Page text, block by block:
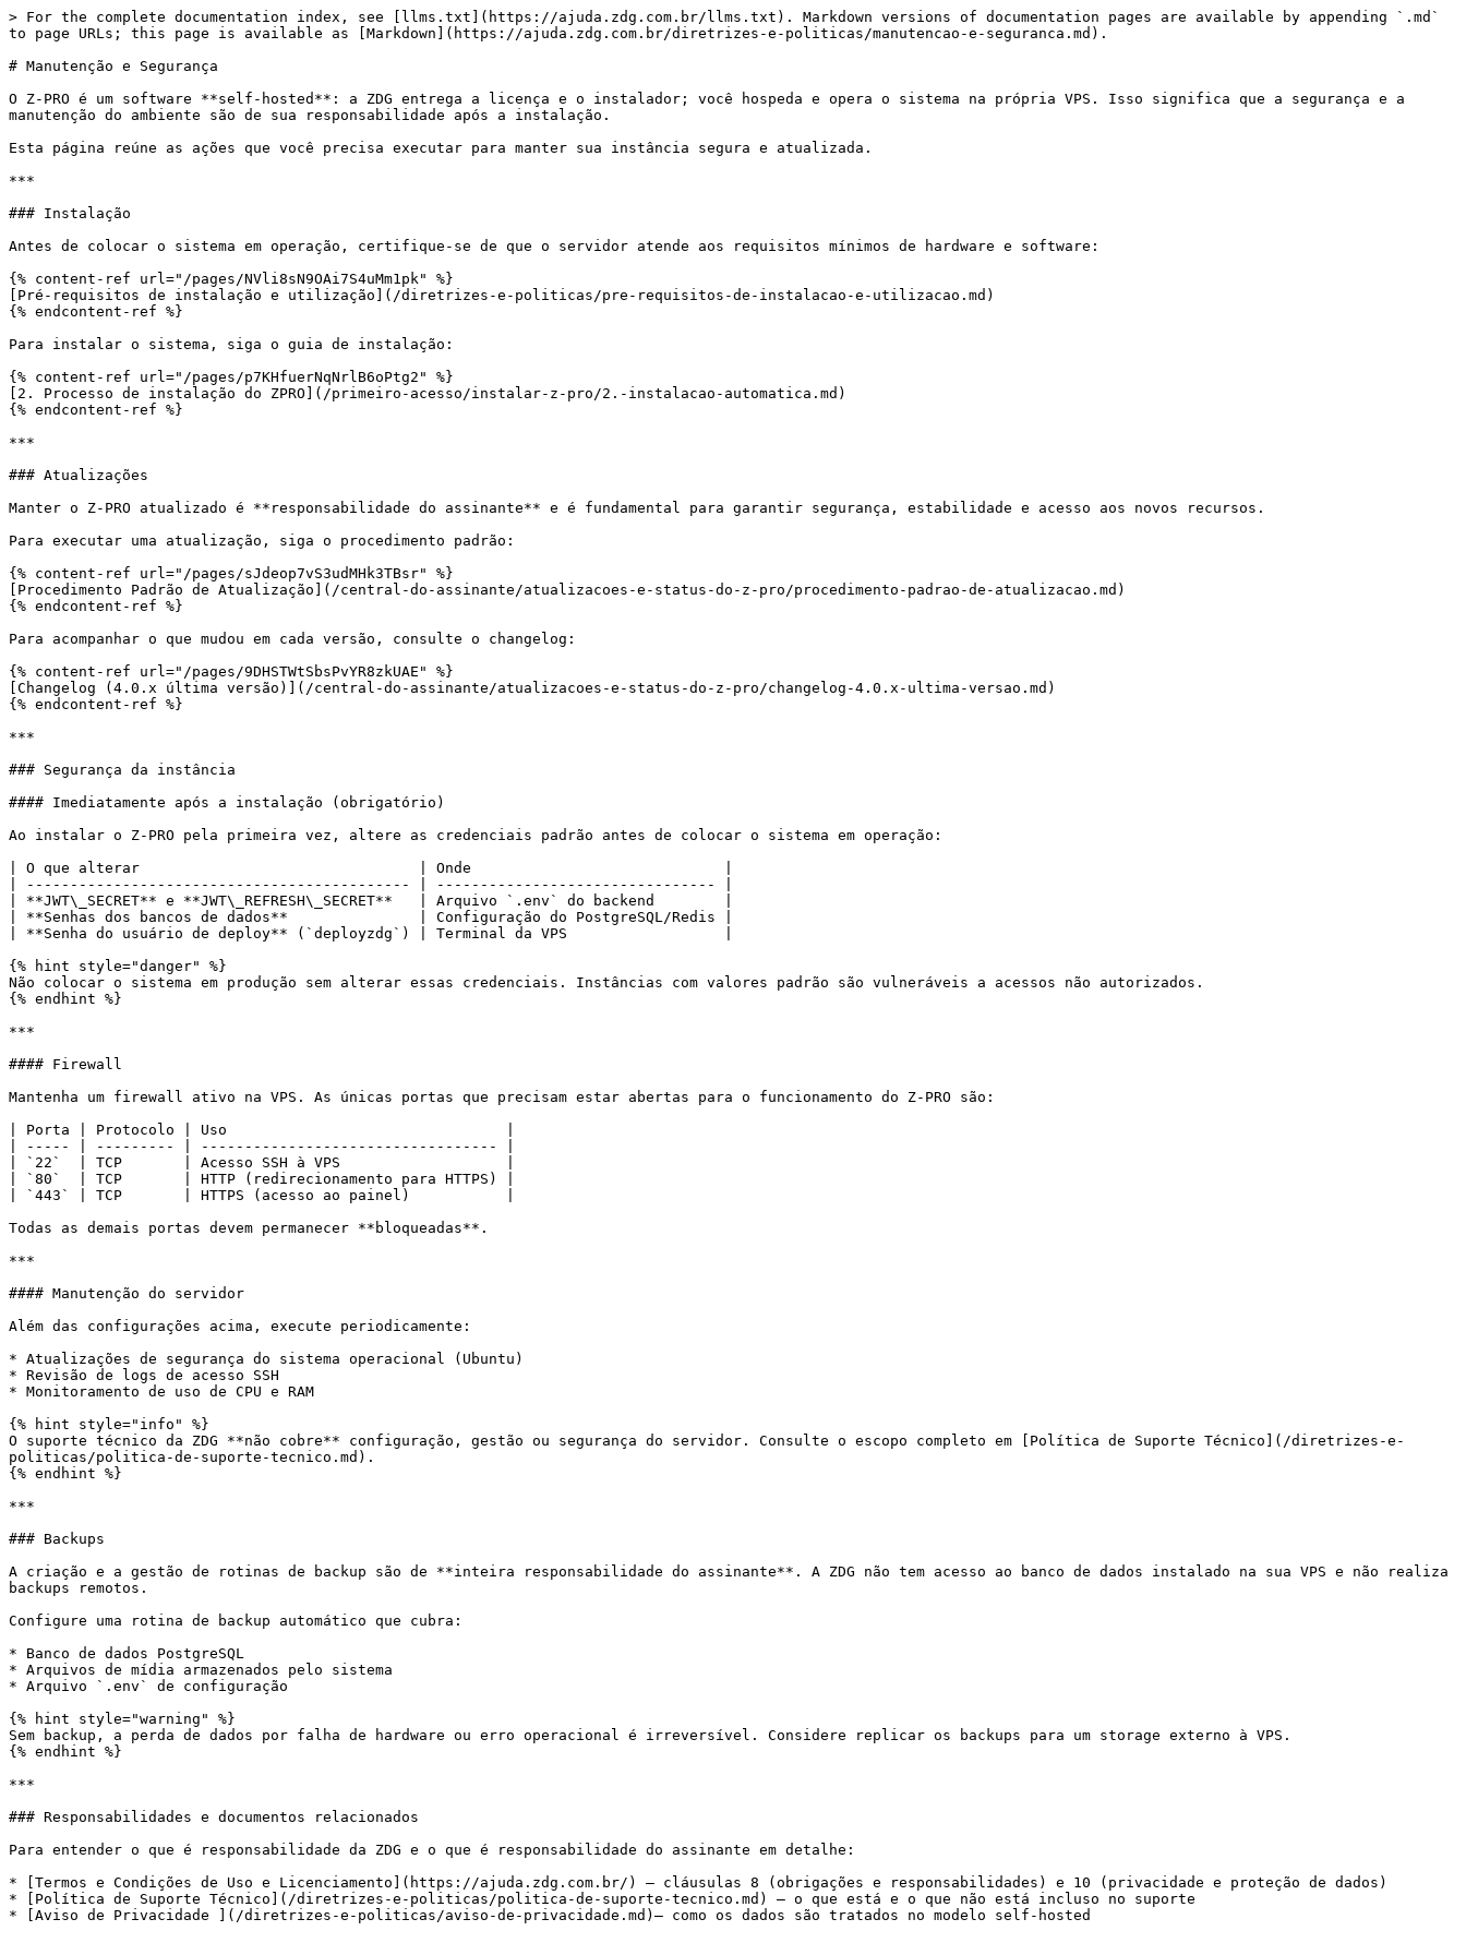
> For the complete documentation index, see [llms.txt](https://ajuda.zdg.com.br/llms.txt). Markdown versions of documentation pages are available by appending `.md`
to page URLs; this page is available as [Markdown](https://ajuda.zdg.com.br/diretrizes-e-politicas/manutencao-e-seguranca.md).
# Manutenção e Segurança
O Z-PRO é um software **self-hosted**: a ZDG entrega a licença e o instalador; você hospeda e opera o sistema na própria VPS. Isso significa que a segurança e a
manutenção do ambiente são de sua responsabilidade após a instalação.
Esta página reúne as ações que você precisa executar para manter sua instância segura e atualizada.
***
### Instalação
Antes de colocar o sistema em operação, certifique-se de que o servidor atende aos requisitos mínimos de hardware e software:
{% content-ref url="/pages/NVli8sN9OAi7S4uMm1pk" %}
[Pré-requisitos de instalação e utilização](/diretrizes-e-politicas/pre-requisitos-de-instalacao-e-utilizacao.md)
{% endcontent-ref %}
Para instalar o sistema, siga o guia de instalação:
{% content-ref url="/pages/p7KHfuerNqNrlB6oPtg2" %}
[2. Processo de instalação do ZPRO](/primeiro-acesso/instalar-z-pro/2.-instalacao-automatica.md)
{% endcontent-ref %}
***
### Atualizações
Manter o Z-PRO atualizado é **responsabilidade do assinante** e é fundamental para garantir segurança, estabilidade e acesso aos novos recursos.
Para executar uma atualização, siga o procedimento padrão:
{% content-ref url="/pages/sJdeop7vS3udMHk3TBsr" %}
[Procedimento Padrão de Atualização](/central-do-assinante/atualizacoes-e-status-do-z-pro/procedimento-padrao-de-atualizacao.md)
{% endcontent-ref %}
Para acompanhar o que mudou em cada versão, consulte o changelog:
{% content-ref url="/pages/9DHSTWtSbsPvYR8zkUAE" %}
[Changelog (4.0.x última versão)](/central-do-assinante/atualizacoes-e-status-do-z-pro/changelog-4.0.x-ultima-versao.md)
{% endcontent-ref %}
***
### Segurança da instância
#### Imediatamente após a instalação (obrigatório)
Ao instalar o Z-PRO pela primeira vez, altere as credenciais padrão antes de colocar o sistema em operação:
| O que alterar                                | Onde                             |
| -------------------------------------------- | -------------------------------- |
| **JWT\_SECRET** e **JWT\_REFRESH\_SECRET**   | Arquivo `.env` do backend        |
| **Senhas dos bancos de dados**               | Configuração do PostgreSQL/Redis |
| **Senha do usuário de deploy** (`deployzdg`) | Terminal da VPS                  |
{% hint style="danger" %}
Não colocar o sistema em produção sem alterar essas credenciais. Instâncias com valores padrão são vulneráveis a acessos não autorizados.
{% endhint %}
***
#### Firewall
Mantenha um firewall ativo na VPS. As únicas portas que precisam estar abertas para o funcionamento do Z-PRO são:
| Porta | Protocolo | Uso                                |
| ----- | --------- | ---------------------------------- |
| `22`  | TCP       | Acesso SSH à VPS                   |
| `80`  | TCP       | HTTP (redirecionamento para HTTPS) |
| `443` | TCP       | HTTPS (acesso ao painel)           |
Todas as demais portas devem permanecer **bloqueadas**.
***
#### Manutenção do servidor
Além das configurações acima, execute periodicamente:
* Atualizações de segurança do sistema operacional (Ubuntu)
* Revisão de logs de acesso SSH
* Monitoramento de uso de CPU e RAM
{% hint style="info" %}
O suporte técnico da ZDG **não cobre** configuração, gestão ou segurança do servidor. Consulte o escopo completo em [Política de Suporte Técnico](/diretrizes-e-
politicas/politica-de-suporte-tecnico.md).
{% endhint %}
***
### Backups
A criação e a gestão de rotinas de backup são de **inteira responsabilidade do assinante**. A ZDG não tem acesso ao banco de dados instalado na sua VPS e não realiza
backups remotos.
Configure uma rotina de backup automático que cubra:
* Banco de dados PostgreSQL
* Arquivos de mídia armazenados pelo sistema
* Arquivo `.env` de configuração
{% hint style="warning" %}
Sem backup, a perda de dados por falha de hardware ou erro operacional é irreversível. Considere replicar os backups para um storage externo à VPS.
{% endhint %}
***
### Responsabilidades e documentos relacionados
Para entender o que é responsabilidade da ZDG e o que é responsabilidade do assinante em detalhe:
* [Termos e Condições de Uso e Licenciamento](https://ajuda.zdg.com.br/) — cláusulas 8 (obrigações e responsabilidades) e 10 (privacidade e proteção de dados)
* [Política de Suporte Técnico](/diretrizes-e-politicas/politica-de-suporte-tecnico.md) — o que está e o que não está incluso no suporte
* [Aviso de Privacidade ](/diretrizes-e-politicas/aviso-de-privacidade.md)— como os dados são tratados no modelo self-hosted